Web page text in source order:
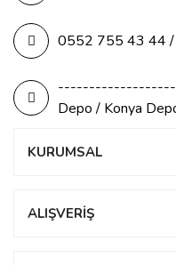
0552 755 43 44 /
Depo / Konya
KURUMSAL
ALIŞVERİŞ